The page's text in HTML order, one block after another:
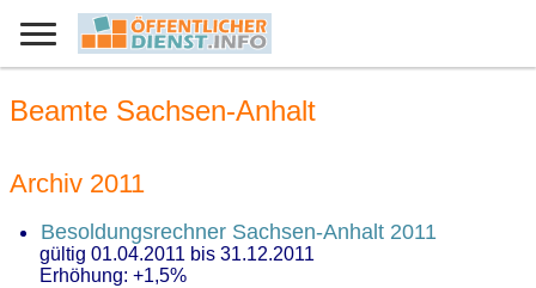
Beamte Sachsen-Anhalt
Archiv 2011
Besoldungsrechner Sachsen-Anhalt 2011
gültig 01.04.2011 bis 31.12.2011
Erhöhung: +1,5%